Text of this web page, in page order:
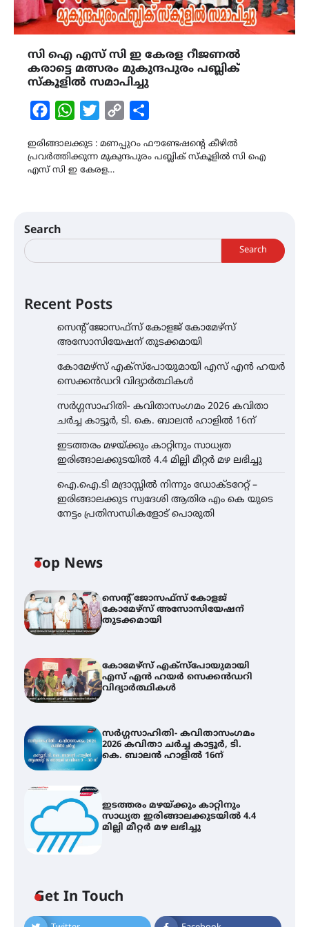
സി ഐ എസ് സി ഇ കേരള റീജണൽ
കരാട്ടെ മത്സരം മുകുന്ദപുരം പബ്ലിക്
സ്കൂളിൽ സമാപിച്ചു
FacebookWhatsAppTwitterCopy
ഇരിങ്ങാലക്കുട : മണപ്പുറം ഫൗണ്ടേഷന്റെ കീഴിൽ
പ്രവർത്തിക്കുന്ന മുകുന്ദപുരം പബ്ലിക് സ്കൂളിൽ സി ഐ
എസ് സി ഇ കേരള…
Search
Search
Recent Posts
സെന്റ് ജോസഫ്സ് കോളജ് കോമേഴ്‌സ്
അസോസിയേഷന് തുടക്കമായി
കോമേഴ്സ് എക്സ്പോയുമായി എസ് എൻ ഹയർ
സെക്കൻഡറി വിദ്യാർത്ഥികൾ
സർഗ്ഗസാഹിതി- കവിതാസംഗമം 2026 കവിതാ
ചർച്ച കാട്ടൂർ, ടി. കെ. ബാലൻ ഹാളിൽ 16ന്
ഇടത്തരം മഴയ്ക്കും കാറ്റിനും സാധ്യത
ഇരിങ്ങാലക്കുടയിൽ 4.4 മില്ലി മീറ്റർ മഴ ലഭിച്ചു
ഐ.ഐ.ടി മദ്രാസ്സിൽ നിന്നും ഡോക്ടറേറ്റ് –
ഇരിങ്ങാലക്കുട സ്വദേശി ആതിര എം കെ യുടെ
നേട്ടം പ്രതിസന്ധികളോട് പൊരുതി
Top News
സെന്റ് ജോസഫ്സ് കോളജ്
കോമേഴ്‌സ് അസോസിയേഷന്
തുടക്കമായി
കോമേഴ്സ് എക്സ്പോയുമായി
എസ് എൻ ഹയർ സെക്കൻഡറി
വിദ്യാർത്ഥികൾ
സർഗ്ഗസാഹിതി- കവിതാസംഗമം
2026 കവിതാ ചർച്ച കാട്ടൂർ, ടി.
കെ. ബാലൻ ഹാളിൽ 16ന്
ഇടത്തരം മഴയ്ക്കും കാറ്റിനും
സാധ്യത ഇരിങ്ങാലക്കുടയിൽ 4.4
മില്ലി മീറ്റർ മഴ ലഭിച്ചു
Get In Touch
സർഗ്ഗസാഹിതി- കവിതാസംഗമം